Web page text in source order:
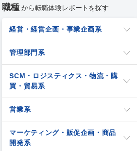
職種 から転職体験レポートを探す
経営・経営企画・事業企画系
管理部門系
SCM・ロジスティクス・物流・購
買・貿易系
営業系
マーケティング・販促企画・商品
開発系